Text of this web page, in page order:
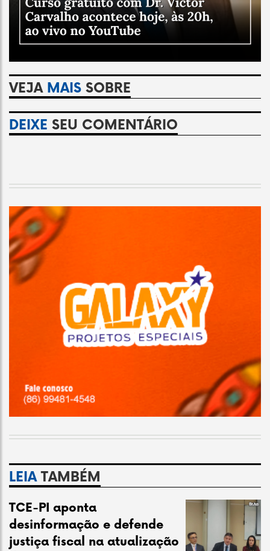
VEJA MAIS SOBRE
DEIXE SEU COMENTÁRIO
LEIATAMBÉM
TCE-PI aponta
desinformação e defende
justiça fiscal na atualização